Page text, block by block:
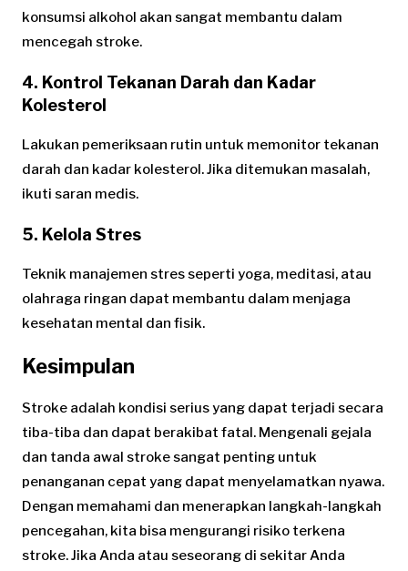
konsumsi alkohol akan sangat membantu dalam
mencegah stroke.
4. Kontrol Tekanan Darah dan Kadar
Kolesterol
Lakukan pemeriksaan rutin untuk memonitor tekanan
darah dan kadar kolesterol. Jika ditemukan masalah,
ikuti saran medis.
5. Kelola Stres
Teknik manajemen stres seperti yoga, meditasi, atau
olahraga ringan dapat membantu dalam menjaga
kesehatan mental dan fisik.
Kesimpulan
Stroke adalah kondisi serius yang dapat terjadi secara
tiba-tiba dan dapat berakibat fatal. Mengenali gejala
dan tanda awal stroke sangat penting untuk
penanganan cepat yang dapat menyelamatkan nyawa.
Dengan memahami dan menerapkan langkah-langkah
pencegahan, kita bisa mengurangi risiko terkena
stroke. Jika Anda atau seseorang di sekitar Anda